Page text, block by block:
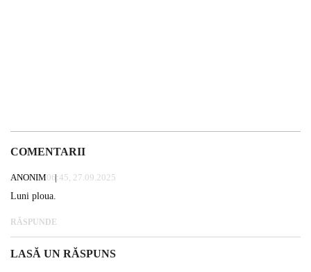
COMENTARII
ANONIM06:45, 27.09.2025
Luni ploua.
RĂSPUNDE
LASĂ UN RĂSPUNS